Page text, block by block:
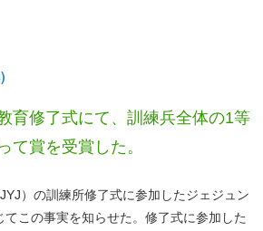
育修了式にて、訓練兵全体の1等
て賞を受賞した。
）の訓練所修了式に参加したジェジュン
この事実を知らせた。修了式に参加した